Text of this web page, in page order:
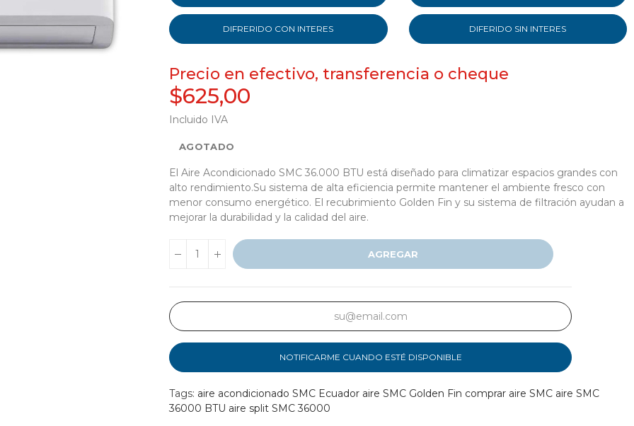
DIFRERIDO CON INTERES DIFERIDO SIN INTERES
Precio en efectivo, transferencia o cheque
$625,00
Incluido IVA
AGOTADO
El Aire Acondicionado SMC 36.000 BTU está diseñado para climatizar espacios grandes con
alto rendimiento.Su sistema de alta eficiencia permite mantener el ambiente fresco con
menor consumo energético. El recubrimiento Golden Fin y su sistema de filtración ayudan a
mejorar la durabilidad y la calidad del aire.
AGREGAR
NOTIFICARME CUANDO ESTÉ DISPONIBLE
Tags: aire acondicionado SMC Ecuador aire SMC Golden Fin comprar aire SMC aire SMC
36000 BTU aire split SMC 36000